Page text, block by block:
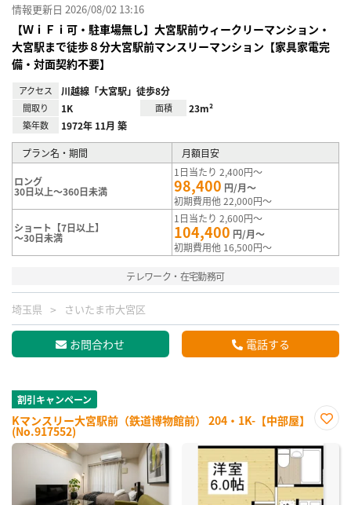
情報更新日 2026/08/02 13:16
【ＷｉＦｉ可・駐車場無し】大宮駅前ウィークリーマンション・
大宮駅まで徒歩８分大宮駅前マンスリーマンション【家具家電完
備・対面契約不要】
アクセス 川越線「大宮駅」徒歩8分
間取り 1K 面積 23m²
築年数 1972年 11月 築
プラン名・期間 月額目安
ロング
30日以上～360日未満
1日当たり 2,400円～
98,400 円/月～
初期費用他 22,000円～
ショート【7日以上】
～30日未満
1日当たり 2,600円～
104,400 円/月～
初期費用他 16,500円～
テレワーク・在宅勤務可
埼玉県 さいたま市大宮区
お問合わせ 電話する
割引キャンペーン
Kマンスリー大宮駅前（鉄道博物館前） 204・1K-【中部屋】
(No.917552)
に入
録